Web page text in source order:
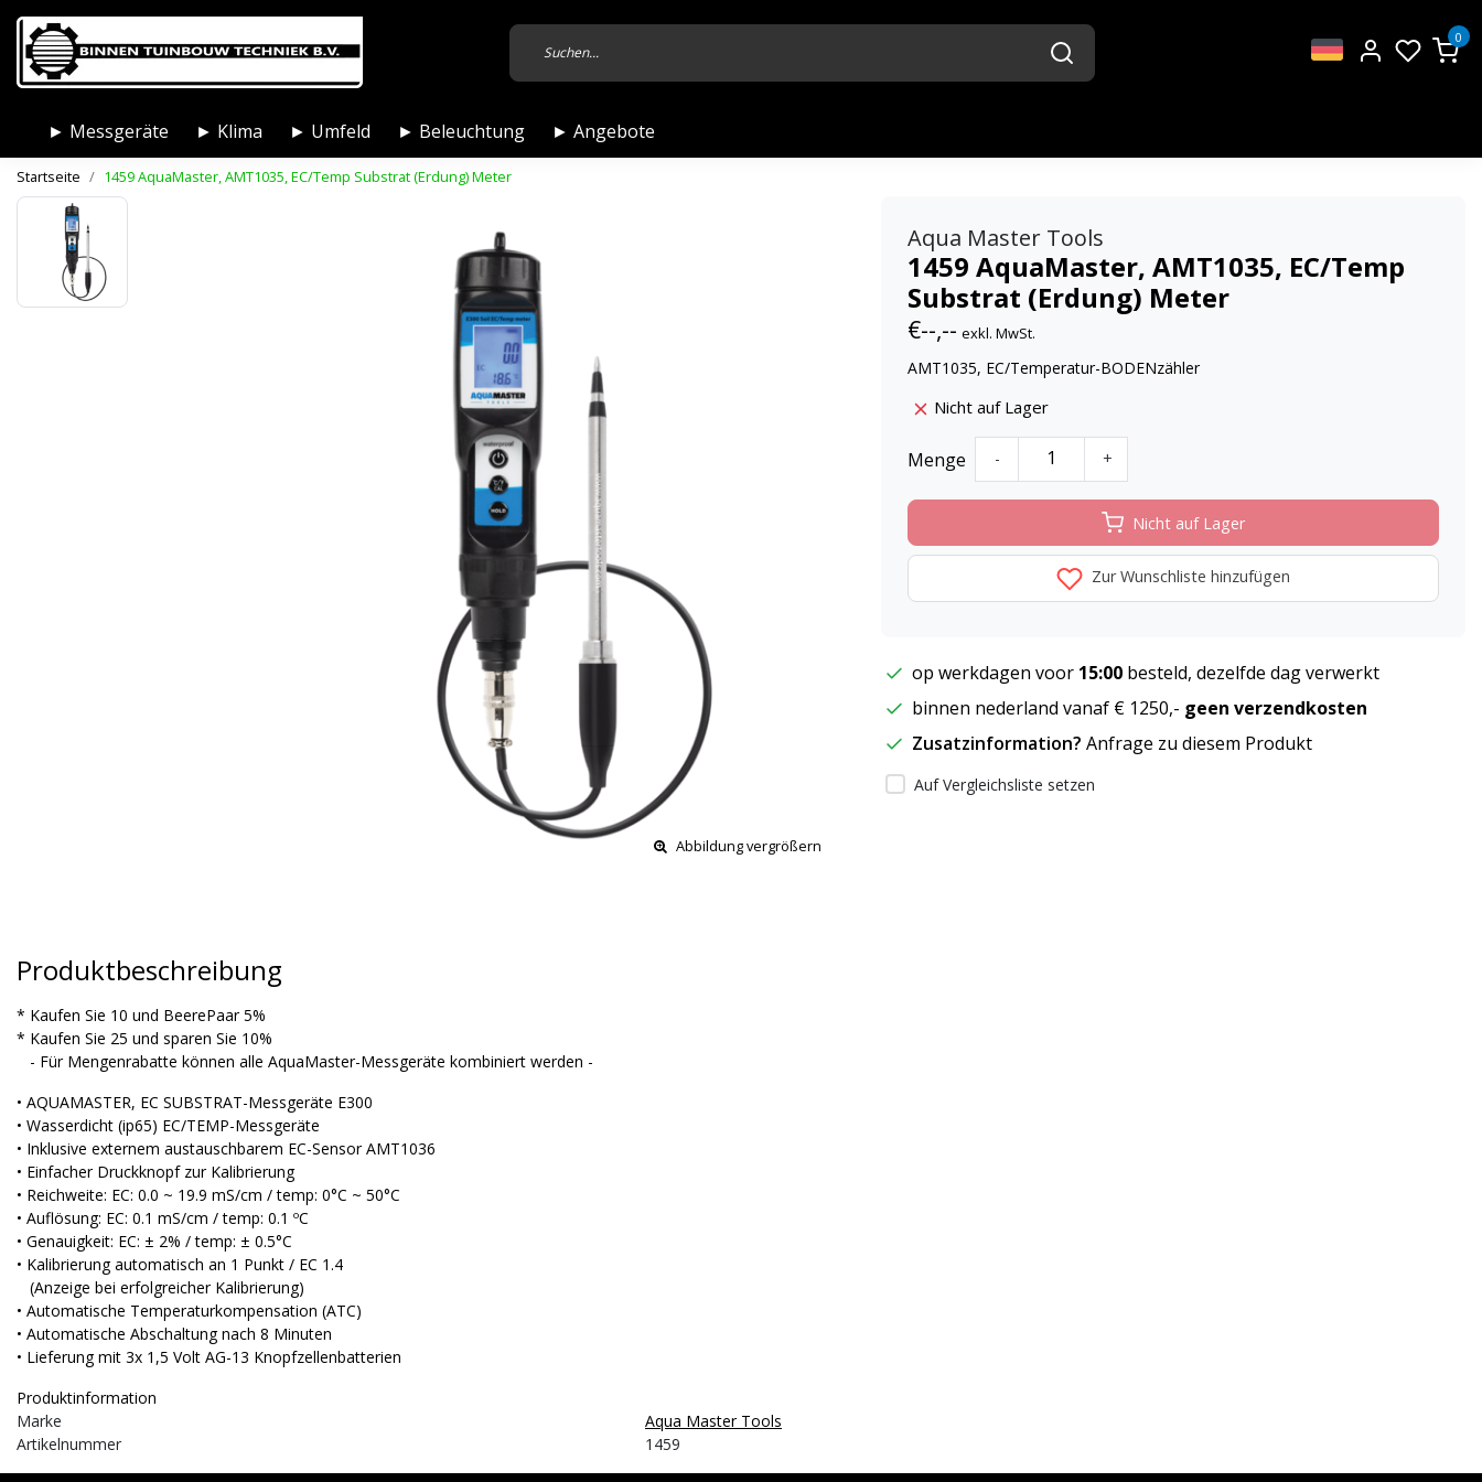
0
► Messgeräte ► Klima ► Umfeld ► Beleuchtung ► Angebote
Startseite 1459 AquaMaster, AMT1035, EC/Temp Substrat (Erdung) Meter
Abbildung vergrößern
Aqua Master Tools
1459 AquaMaster, AMT1035, EC/Temp
Substrat (Erdung) Meter
€--,-- exkl. MwSt.
AMT1035, EC/Temperatur-BODENzähler
Nicht auf Lager
Menge - +
Nicht auf Lager
Zur Wunschliste hinzufügen
op werkdagen voor 15:00 besteld, dezelfde dag verwerkt
binnen nederland vanaf € 1250,- geen verzendkosten
Zusatzinformation? Anfrage zu diesem Produkt
Auf Vergleichsliste setzen
Produktbeschreibung
* Kaufen Sie 10 und BeerePaar 5%
* Kaufen Sie 25 und sparen Sie 10%
- Für Mengenrabatte können alle AquaMaster-Messgeräte kombiniert werden -
• AQUAMASTER, EC SUBSTRAT-Messgeräte E300
• Wasserdicht (ip65) EC/TEMP-Messgeräte
• Inklusive externem austauschbarem EC-Sensor AMT1036
• Einfacher Druckknopf zur Kalibrierung
• Reichweite: EC: 0.0 ~ 19.9 mS/cm / temp: 0°C ~ 50°C
• Auflösung: EC: 0.1 mS/cm / temp: 0.1 ºC
• Genauigkeit: EC: ± 2% / temp: ± 0.5°C
• Kalibrierung automatisch an 1 Punkt / EC 1.4
(Anzeige bei erfolgreicher Kalibrierung)
• Automatische Temperaturkompensation (ATC)
• Automatische Abschaltung nach 8 Minuten
• Lieferung mit 3x 1,5 Volt AG-13 Knopfzellenbatterien
Produktinformation
Marke
Aqua Master Tools
Artikelnummer
1459